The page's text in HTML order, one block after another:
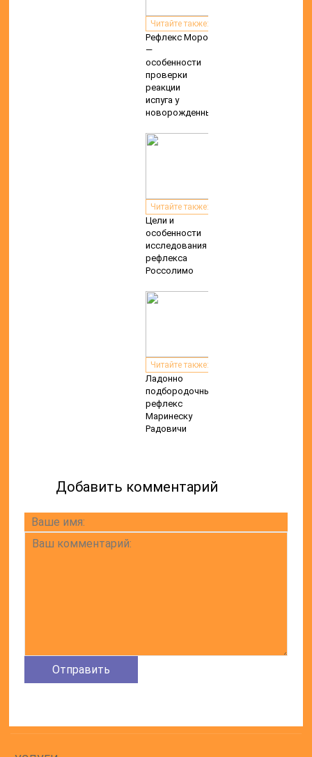
Читайте также:
Рефлекс Моро
—
особенности
проверки
реакции
испуга у
новорожденных
Читайте также:
Цели и
особенности
исследования
рефлекса
Россолимо
Читайте также:
Ладонно
подбородочный
рефлекс
Маринеску
Радовичи
Добавить комментарий